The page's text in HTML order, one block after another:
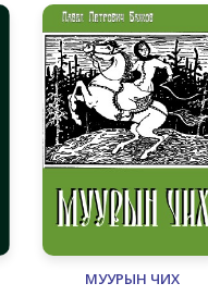
МУУРЫН ЧИХ